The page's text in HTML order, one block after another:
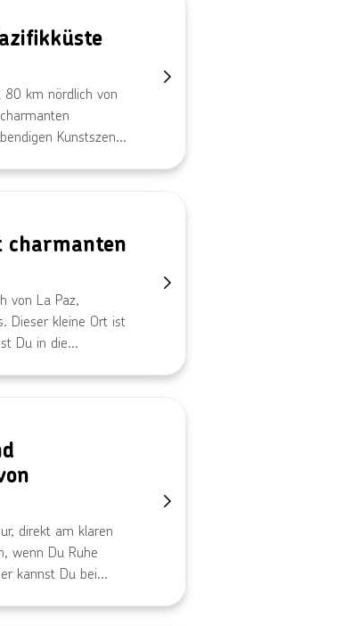
das lebendige
80 km nördlich von
Kunstszene.
perfekte
charmanten
von La Paz,
Dieser kleine Ort ist
Du in die
direkt am klaren
wenn Du Ruhe
kannst Du bei
Los